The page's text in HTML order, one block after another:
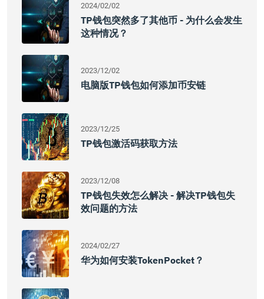
2024/02/02
TP钱包突然多了其他币 - 为什么会发生
这种情况？
2023/12/02
电脑版TP钱包如何添加币安链
2023/12/25
TP钱包激活码获取方法
2023/12/08
TP钱包失效怎么解决 - 解决TP钱包失
效问题的方法
2024/02/27
华为如何安装TokenPocket？